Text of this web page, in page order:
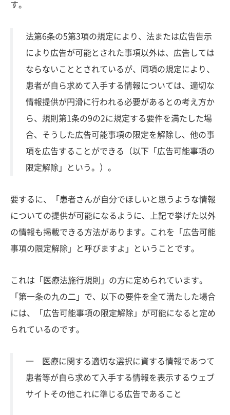
す。
法第6条の5第3項の規定により、法または広告告示
により広告が可能とされた事項以外は、広告しては
ならないこととされているが、同項の規定により、
患者が自ら求めて入手する情報については、適切な
情報提供が円滑に行われる必要があるとの考え方か
ら、規則第1条の9の2に規定する要件を満たした場
合、そうした広告可能事項の限定を解除し、他の事
項を広告することができる（以下「広告可能事項の
限定解除」という。）。
要するに、「患者さんが自分でほしいと思うような情報
についての提供が可能になるように、上記で挙げた以外
の情報も掲載できる方法があります。これを「広告可能
事項の限定解除」と呼びますよ」ということです。
これは「医療法施行規則」の方に定められています。
「第一条の九の二」で、以下の要件を全て満たした場合
には、「広告可能事項の限定解除」が可能になると定め
られているのです。
一 医療に関する適切な選択に資する情報であつて
患者等が自ら求めて入手する情報を表示するウェブ
サイトその他これに準じる広告であること